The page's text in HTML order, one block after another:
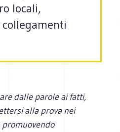
locali,
dalle parole ai fatti,
alla prova nei